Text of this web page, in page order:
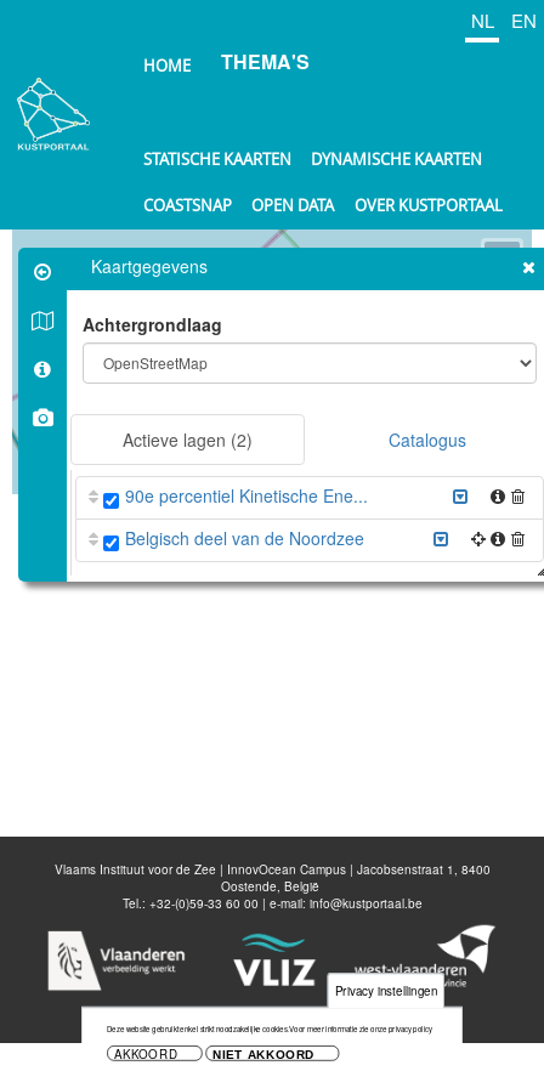
inhoud
gaan
NL EN
HOME THEMA'S
STATISCHE KAARTEN DYNAMISCHE KAARTEN
COASTSNAP OPEN DATA OVER KUSTPORTAAL
Kaartgegevens
Achtergrondlaag
Actieve lagen (2) Catalogus
90e percentiel Kinetische Ene...
Belgisch deel van de Noordzee
Disable all layers
−
⤢
© contributors.
Vlaams Instituut voor de Zee | InnovOcean Campus | Jacobsenstraat 1, 8400
Oostende, België
Tel.: +32-(0)59-33 60 00 | e-mail: info@kustportaal.be
Privacy instellingen
Deze website gebruikt enkel strikt noodzakelijke cookies.Voor meer informatie zie onze privacy policy
AKKOORD NIET AKKOORD